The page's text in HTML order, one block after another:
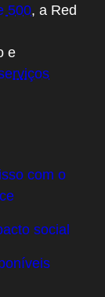
500, a Red
e
com o
social